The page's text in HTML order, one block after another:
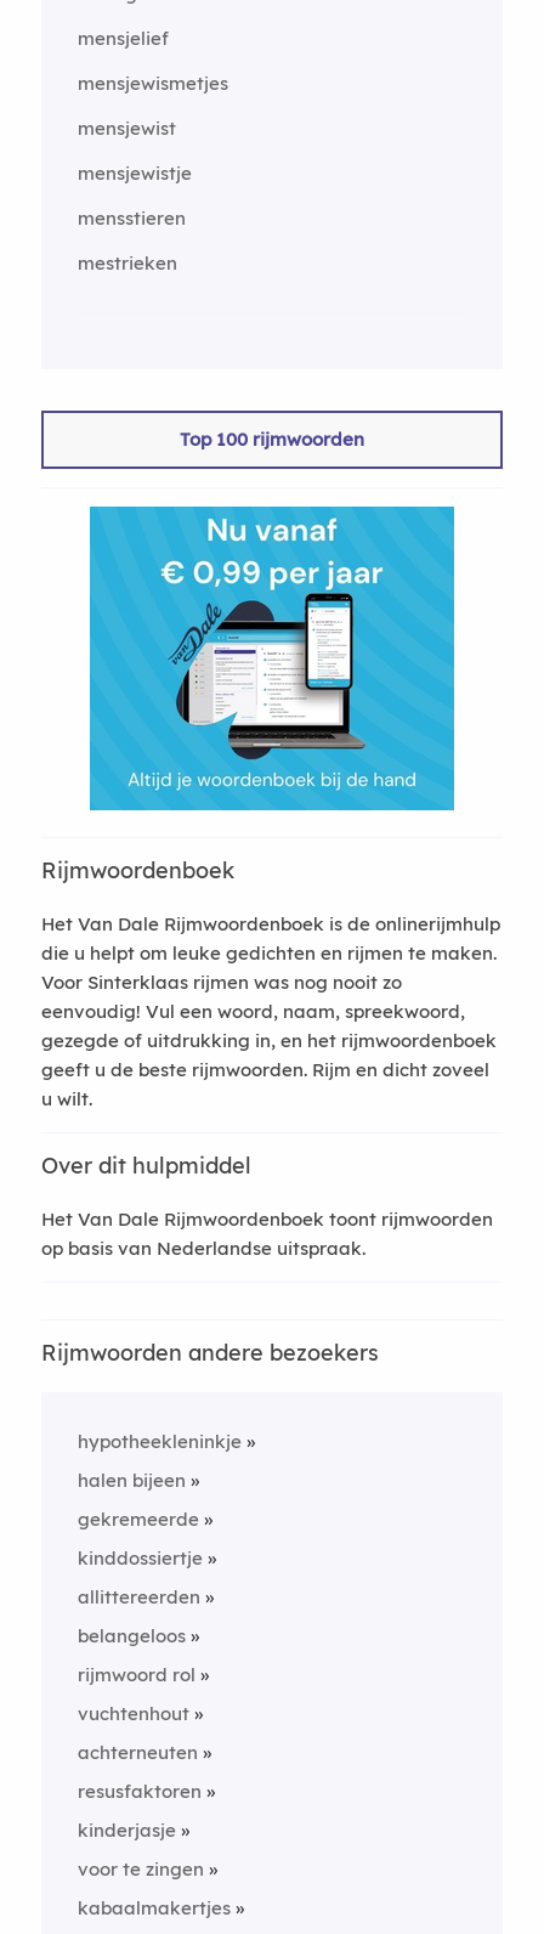
mensjelief
mensjewismetjes
mensjewist
mensjewistje
mensstieren
mestrieken
Top 100 rijmwoorden
Rijmwoordenboek
Het Van Dale Rijmwoordenboek is de onlinerijmhulp
die u helpt om leuke gedichten en rijmen te maken.
Voor Sinterklaas rijmen was nog nooit zo
eenvoudig! Vul een woord, naam, spreekwoord,
gezegde of uitdrukking in, en het rijmwoordenboek
geeft u de beste rijmwoorden. Rijm en dicht zoveel
u wilt.
Over dit hulpmiddel
Het Van Dale Rijmwoordenboek toont rijmwoorden
op basis van Nederlandse uitspraak.
Rijmwoorden andere bezoekers
hypotheekleninkje
halen bijeen
gekremeerde
kinddossiertje
allittereerden
belangeloos
rijmwoord rol
vuchtenhout
achterneuten
resusfaktoren
kinderjasje
voor te zingen
kabaalmakertjes